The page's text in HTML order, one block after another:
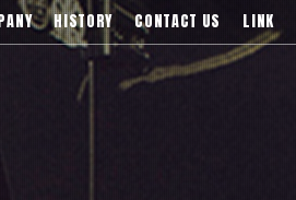
販売、輸入総代理店
HISTORY CONTACT US LINK